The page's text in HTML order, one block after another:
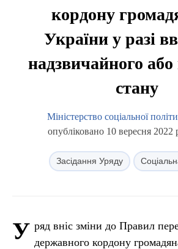
кордону
України у разі
надзвичайного або
стану
Міністерство соціальної
опубліковано 10 вересня 2022
Засідання Уряду
У ряд вніс зміни до Правил
державного кордону